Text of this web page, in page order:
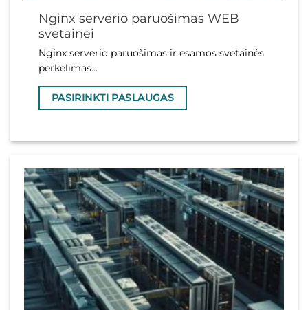
Nginx serverio paruošimas WEB
svetainei
Nginx serverio paruošimas ir esamos svetainės
perkėlimas...
PASIRINKTI PASLAUGAS